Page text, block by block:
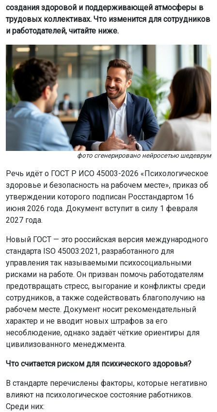
создания здоровой и поддерживающей атмосферы в
трудовых коллективах. Что изменится для сотрудников
и работодателей, читайте ниже.
фото сгенерировано нейросетью шедеврум
Речь идёт о ГОСТ Р ИСО 45003-2026 «Психологическое
здоровье и безопасность на рабочем месте», приказ об
утверждении которого подписан Росстандартом 16
июня 2026 года. Документ вступит в силу 1 февраля
2027 года.
Новый ГОСТ — это российская версия международного
стандарта ISO 45003:2021, разработанного для
управления так называемыми психосоциальными
рисками на работе. Он призван помочь работодателям
предотвращать стресс, выгорание и конфликты среди
сотрудников, а также содействовать благополучию на
рабочем месте. Документ носит рекомендательный
характер и не вводит новых штрафов за его
несоблюдение, однако задаёт чёткие ориентиры для
цивилизованного менеджмента.
Что считается риском для психического здоровья?
В стандарте перечислены факторы, которые негативно
влияют на психологическое состояние работников.
Среди них: